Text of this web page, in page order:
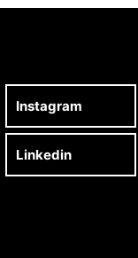
Instagram
Linkedin